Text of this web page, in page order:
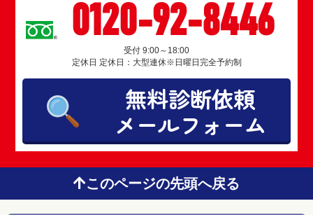
0120-92-8446
受付 9:00～18:00
定休日 定休日：大型連休※日曜日完全予約制
無料診断依頼
メールフォーム
このページの先頭へ戻る